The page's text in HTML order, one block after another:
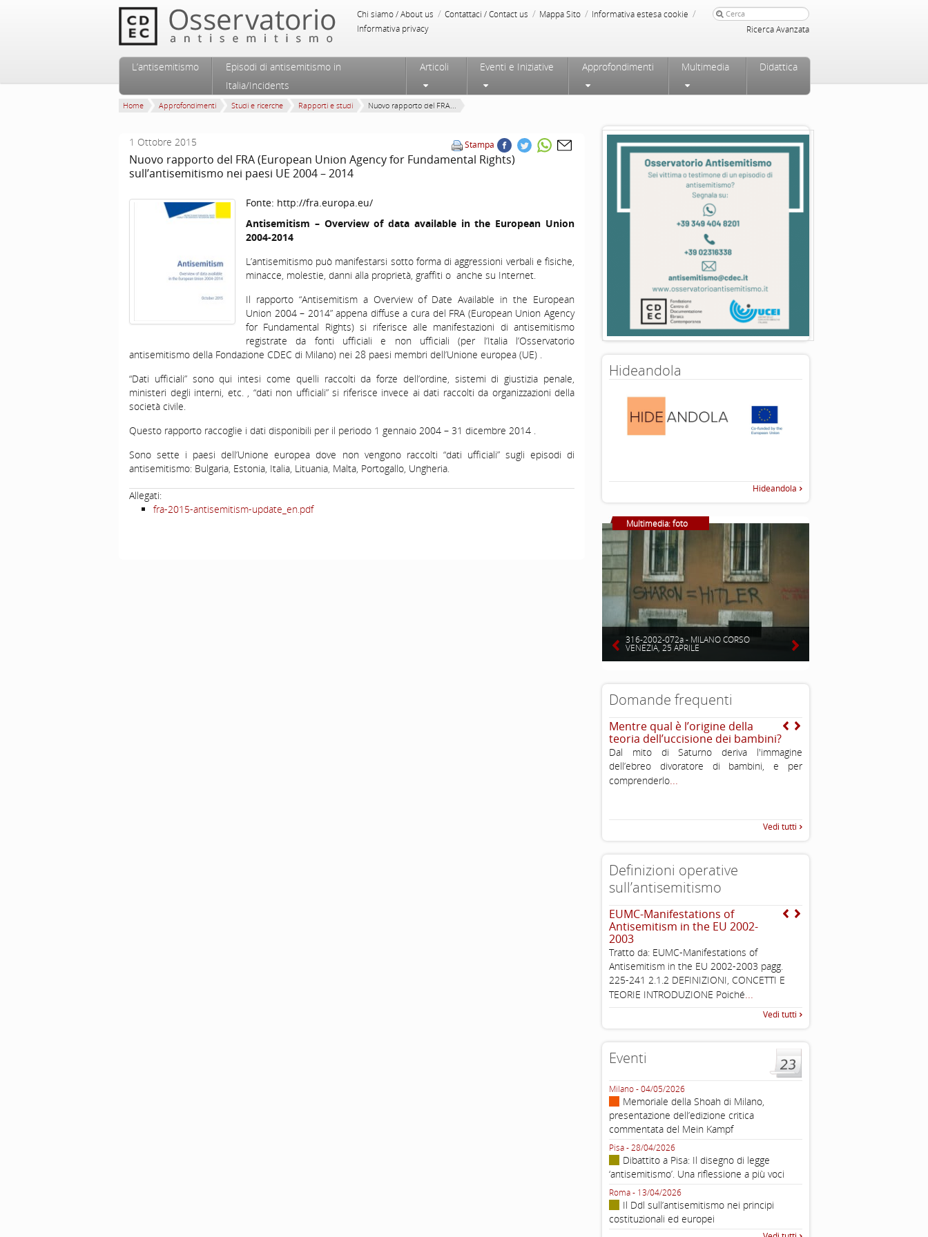
Chi siamo / About us / Contattaci / Contact us / Mappa Sito / Informativa estesa cookie /
Informativa privacy Ricerca Avanzata
Menu principale
Vai al contenuto principale
Vai al contenuto secondario
L’antisemitismo
Episodi di antisemitismo in
Italia/Incidents
Articoli Eventi e Iniziative Approfondimenti Multimedia Didattica
Home Approfondimenti Studi e ricerche Rapporti e studi Nuovo rapporto del FRA...
Stampa
1 Ottobre 2015
Nuovo rapporto del FRA (European Union Agency for Fundamental Rights)
sull’antisemitismo nei paesi UE 2004 – 2014
Fonte: http://fra.europa.eu/
Antisemitism – Overview of data available in the European Union
2004-2014
L’antisemitismo può manifestarsi sotto forma di aggressioni verbali e fisiche,
minacce, molestie, danni alla proprietà, graffiti o anche su Internet.
Il rapporto “Antisemitism a Overview of Date Available in the European
Union 2004 – 2014” appena diffuse a cura del FRA (European Union Agency
for Fundamental Rights) si riferisce alle manifestazioni di antisemitismo
registrate da fonti ufficiali e non ufficiali (per l’Italia l’Osservatorio
antisemitismo della Fondazione CDEC di Milano) nei 28 paesi membri dell’Unione europea (UE) .
“Dati ufficiali” sono qui intesi come quelli raccolti da forze dell’ordine, sistemi di giustizia penale,
ministeri degli interni, etc. , “dati non ufficiali” si riferisce invece ai dati raccolti da organizzazioni della
società civile.
Questo rapporto raccoglie i dati disponibili per il periodo 1 gennaio 2004 – 31 dicembre 2014 .
Sono sette i paesi dell’Unione europea dove non vengono raccolti “dati ufficiali” sugli episodi di
antisemitismo: Bulgaria, Estonia, Italia, Lituania, Malta, Portogallo, Ungheria.
Allegati:
fra-2015-antisemitism-update_en.pdf
Hideandola
Hideandola
Multimedia: foto
316-2002-072a - MILANO CORSO
VENEZIA, 25 APRILE
Domande frequenti
Mentre qual è l’origine della
teoria dell’uccisione dei bambini?
Dal mito di Saturno deriva l'immagine
dell’ebreo divoratore di bambini, e per
comprenderlo...
Vedi tutti
Definizioni operative
sull’antisemitismo
EUMC-Manifestations of
Antisemitism in the EU 2002-
2003
Tratto da: EUMC-Manifestations of
Antisemitism in the EU 2002-2003 pagg.
225-241 2.1.2 DEFINIZIONI, CONCETTI E
TEORIE INTRODUZIONE Poiché...
Vedi tutti
Eventi
Milano - 04/05/2026
Memoriale della Shoah di Milano,
presentazione dell’edizione critica
commentata del Mein Kampf
Pisa - 28/04/2026
Dibattito a Pisa: Il disegno di legge
‘antisemitismo’. Una riflessione a più voci
Roma - 13/04/2026
Il Ddl sull’antisemitismo nei principi
costituzionali ed europei